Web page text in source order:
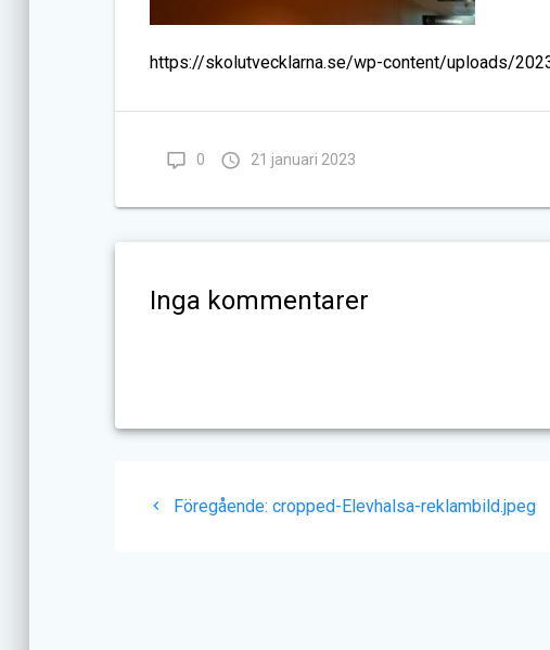
https://skolutvecklarna.se/wp-content/uploads/
0 21 januari 2023
Inga kommentarer
Inläggsnavigering
Föregående: Föregående
cropped-Elevhalsa-reklambild.jpeg